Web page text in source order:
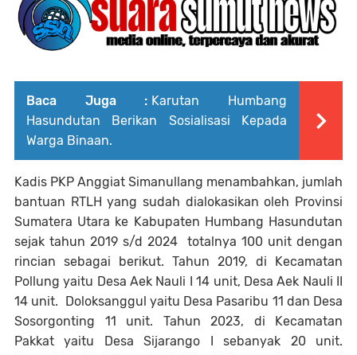
Baca Juga : Karutan Humbang
Hasundutan Berikan Sosialisasi Kepada
Warga Binaan.
Kadis PKP Anggiat Simanullang menambahkan, jumlah
bantuan RTLH yang sudah dialokasikan oleh Provinsi
Sumatera Utara ke Kabupaten Humbang Hasundutan
sejak tahun 2019 s/d 2024 totalnya 100 unit dengan
rincian sebagai berikut. Tahun 2019, di Kecamatan
Pollung yaitu Desa Aek Nauli I 14 unit, Desa Aek Nauli II
14 unit. Doloksanggul yaitu Desa Pasaribu 11 dan Desa
Sosorgonting 11 unit. Tahun 2023, di Kecamatan
Pakkat yaitu Desa Sijarango I sebanyak 20 unit.